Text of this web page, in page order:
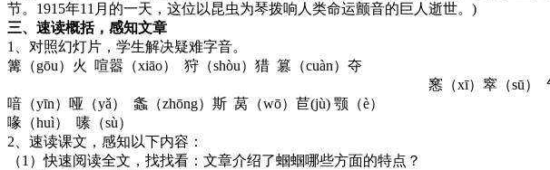
节。1915年11月的一天，这位以昆虫为琴拨响人类命运颤音的巨人逝世。)
三、速读概括，感知文章
1、对照幻灯片，学生解决疑难字音。
篝（gōu）火 喧嚣（xiāo） 狩（shòu）猎 篡（cuàn）夺
窸（xī）窣（sū）
喑（yīn）哑（yǎ） 螽（zhōng）斯 莴（wō）苣(jù) 颚（è）
喙（huì） 嗉（sù）
2、速读课文，感知以下内容：
（1）快速阅读全文，找找看：文章介绍了蝈蝈哪些方面的特点？